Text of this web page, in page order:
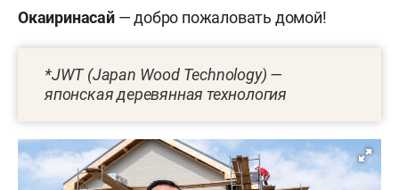
Окаиринасай— добро пожаловать домой!
*JWT (Japan Wood Technology) —
японская деревянная технология